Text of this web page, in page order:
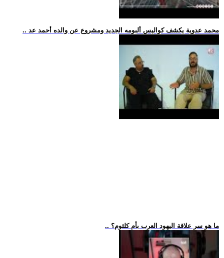
.. محمد عدوية يكشف كواليس ألبومه الجديد ومشروع عن والده أحمد عد
.. ما هو سر علاقة اليهود العرب بأم كلثوم؟